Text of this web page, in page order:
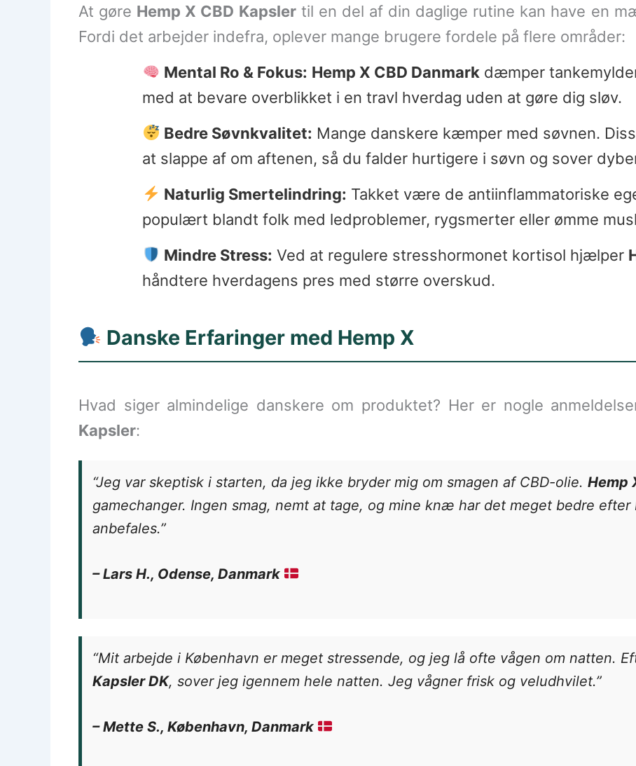
At gøre Hemp X CBD Kapslertil en del af din daglige rutine kan have en
Fordi det arbejder indefra, oplever mange brugere fordele på flere områder:
Mental Ro & Fokus: Hemp X CBD Danmark dæmper
med at bevare overblikket i en travl hverdag uden at gøre dig sløv.
Bedre Søvnkvalitet: Mange danskere kæmper med søvnen.
at slappe af om aftenen, så du falder hurtigere i søvn og sover
Naturlig Smertelindring: Takket være de antiinflammatoriske
populært blandt folk med ledproblemer, rygsmerter eller ømme
Mindre Stress: Ved at regulere stresshormonet kortisol hjælper
håndtere hverdagens pres med større overskud.
Danske Erfaringer med Hemp X
Hvad siger almindelige danskere om produktet? Her er nogle
Kapsler:
“Jeg var skeptisk i starten, da jeg ikke bryder mig om smagen af CBD-olie. Hemp
gamechanger. Ingen smag, nemt at tage, og mine knæ har det meget bedre efter
anbefales.”
– Lars H., Odense, Danmark
“Mit arbejde i København er meget stressende, og jeg lå ofte vågen om natten.
Kapsler DK, sover jeg igennem hele natten. Jeg vågner frisk og veludhvilet.”
– Mette S., København, Danmark